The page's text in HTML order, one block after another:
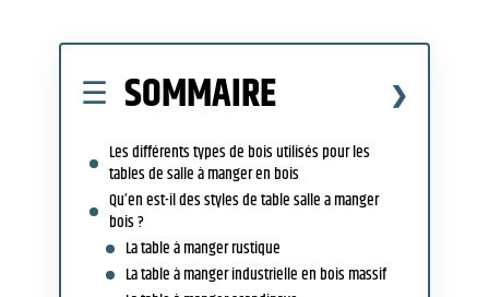
SOMMAIRE
Les différents types de bois utilisés pour les
tables de salle à manger en bois
Qu’en est-il des styles de table salle a manger
bois ?
La table à manger rustique
La table à manger industrielle en bois massif